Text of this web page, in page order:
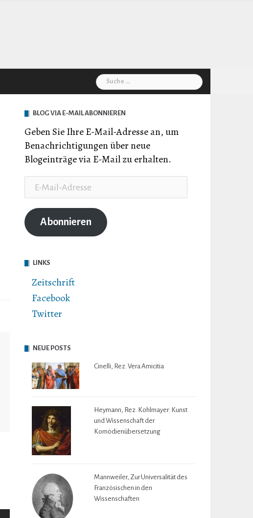
Suche
nach:
BLOG VIA E-MAIL ABONNIEREN
Geben Sie Ihre E-Mail-Adresse an, um
Benachrichtigungen über neue
Blogeinträge via E-Mail zu erhalten.
Mail-
Adresse
Abonnieren
LINKS
Zeitschrift
Facebook
Twitter
NEUE POSTS
Cinelli, Rez. Vera Amicitia
Heymann, Rez. Kohlmayer: Kunst
und Wissenschaft der
Komödienübersetzung
Mannweiler, Zur Universalität des
Französischen in den
Wissenschaften